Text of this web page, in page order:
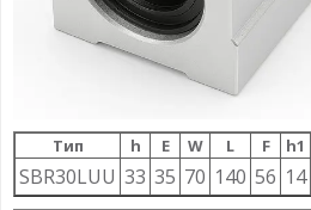
Тип h E W L F h1
SBR30LUU 33 35 70 140 56 14